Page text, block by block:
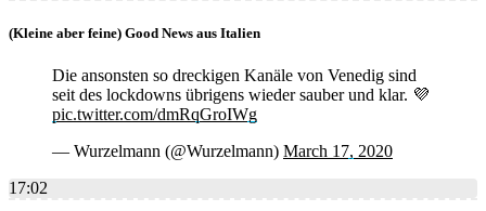
(Kleine aber feine) Good News aus Italien
Die ansonsten so dreckigen Kanäle von Venedig sind
seit des lockdowns übrigens wieder sauber und klar. 💜
pic.twitter.com/dmRqGroIWg
— Wurzelmann (@Wurzelmann) March 17, 2020
17:02